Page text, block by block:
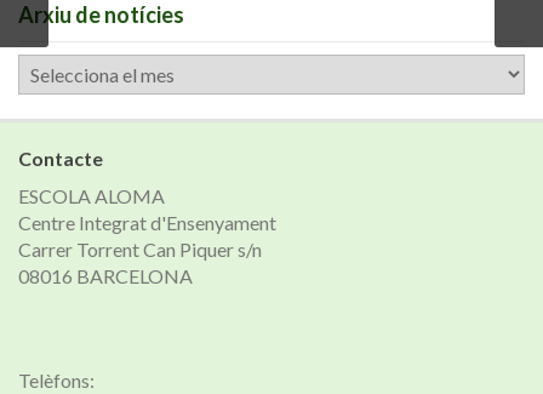
Arxiu de notícies
Arxiu
de
notícies
Contacte
ESCOLA ALOMA
Centre Integrat d'Ensenyament
Carrer Torrent Can Piquer s/n
08016 BARCELONA
Telèfons: